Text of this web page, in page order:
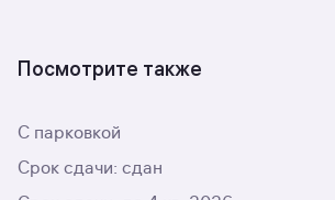
Посмотрите также
С парковкой
Срок сдачи: сдан